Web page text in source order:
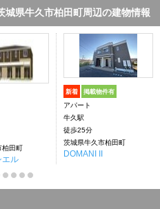
県牛久市柏田町周辺の建物情報
柏田町
エル
新着 掲載物件有
アパート
牛久駅
徒歩25分
茨城県牛久市柏田町
DOMANI II